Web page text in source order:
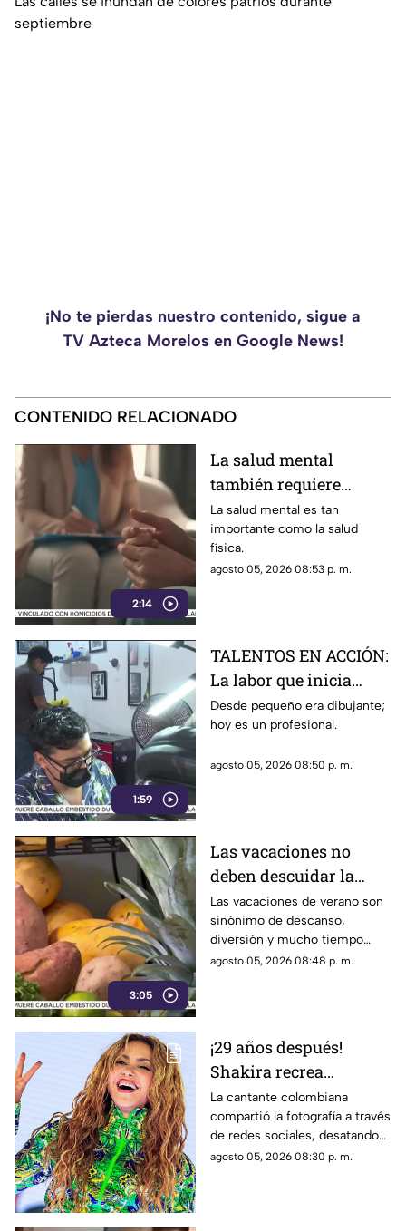
septiembre
¡No te pierdas nuestro contenido, sigue a
TV Azteca Morelos en Google News!
CONTENIDO RELACIONADO
2:14
La salud mental
también requiere
atención
La salud mental es tan
importante como la salud
física.
agosto 05, 2026 08:53 p. m.
1:59
TALENTOS EN ACCIÓN:
La labor que inicia
desde la creatividad
Desde pequeño era dibujante;
hoy es un profesional.
agosto 05, 2026 08:50 p. m.
3:05
Las vacaciones no
deben descuidar la
alimentación infantil
Las vacaciones de verano son
sinónimo de descanso,
diversión y mucho tiempo
libre.
agosto 05, 2026 08:48 p. m.
¡29 años después!
Shakira recrea
ICÓNICO meme; esta es
la historia de la
fotografía
La cantante colombiana
compartió la fotografía a través
de redes sociales, desatando
cientos de comentarios.
agosto 05, 2026 08:30 p. m.